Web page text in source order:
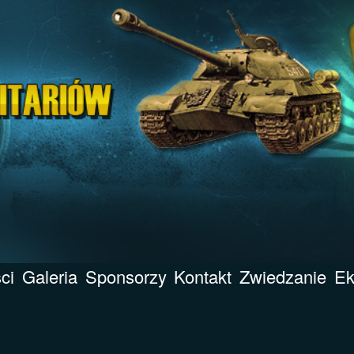
Galeria Sponsorzy Kontakt Zwiedzanie